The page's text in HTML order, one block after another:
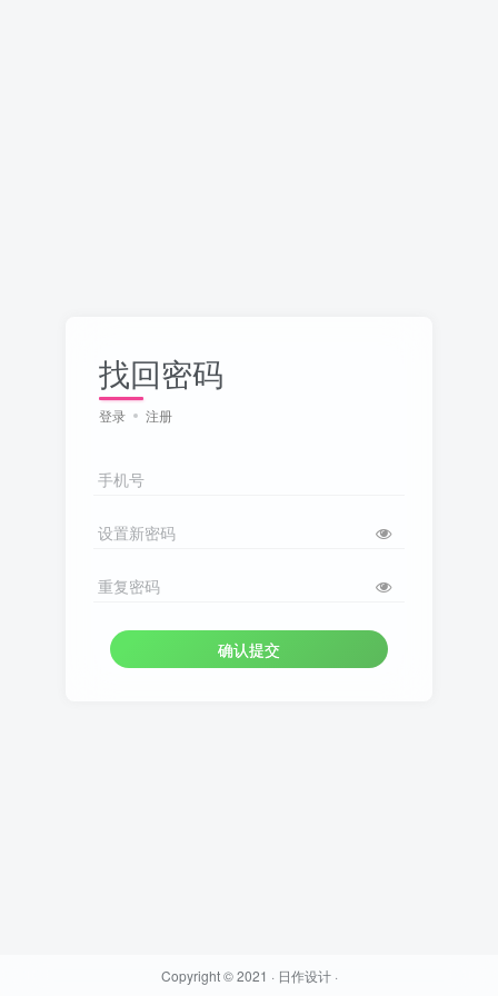
找回密码
登录 注册
手机号
设置新密码
重复密码
确认提交
Copyright © 2021 · 日作设计·